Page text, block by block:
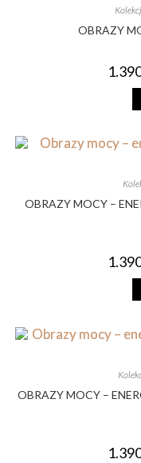
OBRAZY
OBRAZY MOCY –
OBRAZY MOCY –